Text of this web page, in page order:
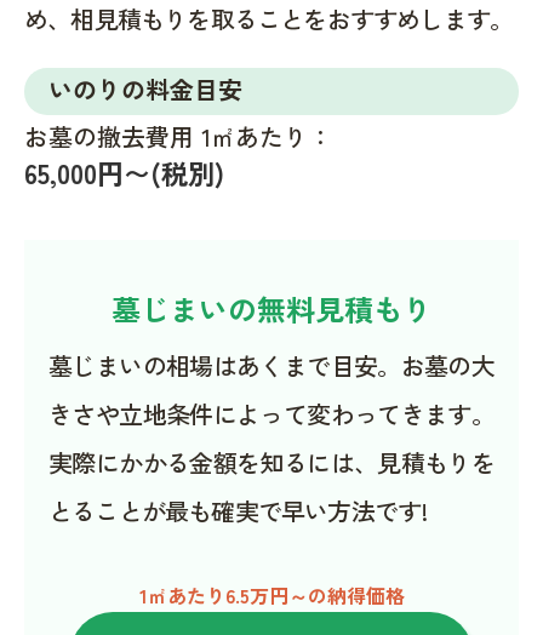
め、相見積もりを取ることをおすすめします。
いのりの料金目安
お墓の撤去費用 1㎡あたり：
65,000円〜(税別)
墓じまいの無料見積もり
墓じまいの相場はあくまで目安。お墓の大
きさや立地条件によって変わってきます。
実際にかかる金額を知るには、見積もりを
とることが最も確実で早い方法です!
1㎡あたり6.5万円～の納得価格